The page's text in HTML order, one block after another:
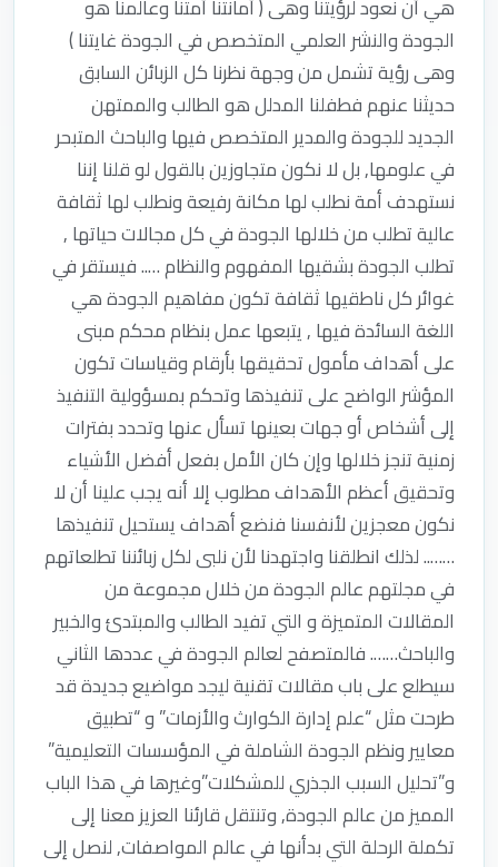
هي أن نعود لرؤيتنا وهى ( أمانتنا أمتنا وعالمنا هو
الجودة والنشر العلمي المتخصص في الجودة غايتنا )
وهى رؤية تشمل من وجهة نظرنا كل الزبائن السابق
حديثنا عنهم فطفلنا المدلل هو الطالب والممتهن
الجديد للجودة والمدير المتخصص فيها والباحث المتبحر
في علومها, بل لا نكون متجاوزين بالقول لو قلنا إننا
نستهدف أمة نطلب لها مكانة رفيعة ونطلب لها ثقافة
عالية تطلب من خلالها الجودة في كل مجالات حياتها ,
تطلب الجودة بشقيها المفهوم والنظام ….. فيستقر في
غوائر كل ناطقيها ثقافة تكون مفاهيم الجودة هي
اللغة السائدة فيها , يتبعها عمل بنظام محكم مبنى
على أهداف مأمول تحقيقها بأرقام وقياسات تكون
المؤشر الواضح على تنفيذها وتحكم بمسؤولية التنفيذ
إلى أشخاص أو جهات بعينها تسأل عنها وتحدد بفترات
زمنية تنجز خلالها وإن كان الأمل بفعل أفضل الأشياء
وتحقيق أعظم الأهداف مطلوب إلا أنه يجب علينا أن لا
نكون معجزين لأنفسنا فنضع أهداف يستحيل تنفيذها
…….. لذلك انطلقنا واجتهدنا لأن نلبى لكل زبائننا تطلعاتهم
في مجلتهم عالم الجودة من خلال مجموعة من
المقالات المتميزة و التي تفيد الطالب والمبتدئ والخبير
والباحث……. فالمتصفح لعالم الجودة في عددها الثاني
سيطلع على باب مقالات تقنية ليجد مواضيع جديدة قد
طرحت مثل “علم إدارة الكوارث والأزمات” و “تطبيق
معايير ونظم الجودة الشاملة في المؤسسات التعليمية”
و”تحليل السبب الجذري للمشكلات”وغيرها في هذا الباب
المميز من عالم الجودة, وتنتقل قارئنا العزيز معنا إلى
تكملة الرحلة التي بدأنها في عالم المواصفات, لنصل إلى